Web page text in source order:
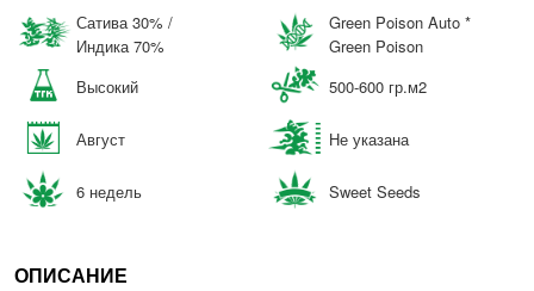
Сатива 30% /
Индика 70%
Green Poison Auto *
Green Poison
Высокий
500-600 гр.м2
Август Не указана
6 недель Sweet Seeds
ОПИСАНИЕ